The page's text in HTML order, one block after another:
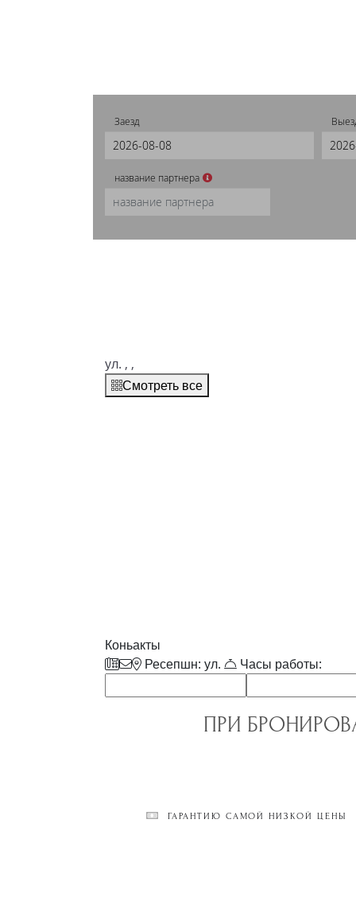
Заезд
название партнера
ул. , ,
Смотреть все
Коньакты
Ресепшн: ул.
Часы работы:
ПРИ
ГАРАНТИЮ САМОЙ НИЗКОЙ ЦЕНЫ